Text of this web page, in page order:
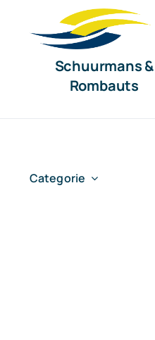
Schuurmans &
Rombauts
Categorie